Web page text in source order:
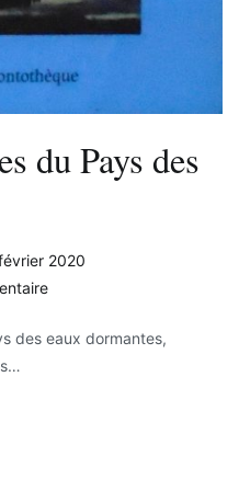
du Pays des
2020
sur
et
des eaux dormantes,